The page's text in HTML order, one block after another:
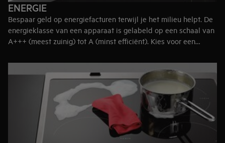
ENERGIE
Bespaar geld op energiefacturen terwijl je het milieu helpt. De
energieklasse van een apparaat is gelabeld op een schaal van
A+++ (meest zuinig) tot A (minst efficiënt). Kies voor een
Daarnaast is een inductiekookplaat zuiniger dan een
gaskookplaat. Lees hier meer over deduurzaamheid van onze
keuken producten